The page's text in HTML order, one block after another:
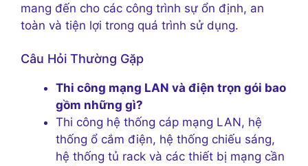
mang đến cho các công trình sự ổn định, an
toàn và tiện lợi trong quá trình sử dụng.
Câu Hỏi Thường Gặp
Thi công mạng LAN và điện trọn gói bao
gồm những gì?
Thi công hệ thống cáp mạng LAN, hệ
thống ổ cắm điện, hệ thống chiếu sáng,
hệ thống tủ rack và các thiết bị mạng cần